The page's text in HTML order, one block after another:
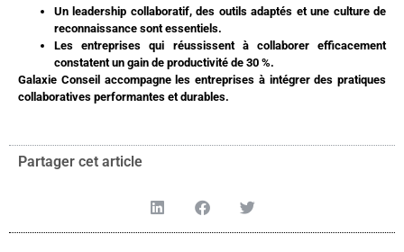
Un leadership collaboratif, des outils adaptés et une culture de
reconnaissance sont essentiels.
Les entreprises qui réussissent à collaborer efficacement
constatent un gain de productivité de 30 %.
Galaxie Conseil accompagne les entreprises à intégrer des pratiques
collaboratives performantes et durables.
Partager cet article